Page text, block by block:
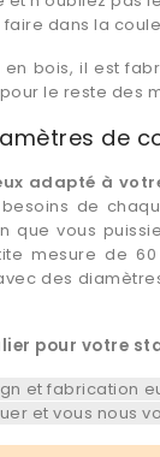
dans la
en bois, il est
le reste des
de
adapté à
de
que vous
mesure de
des
pour votre
et fabrication
et vous nous